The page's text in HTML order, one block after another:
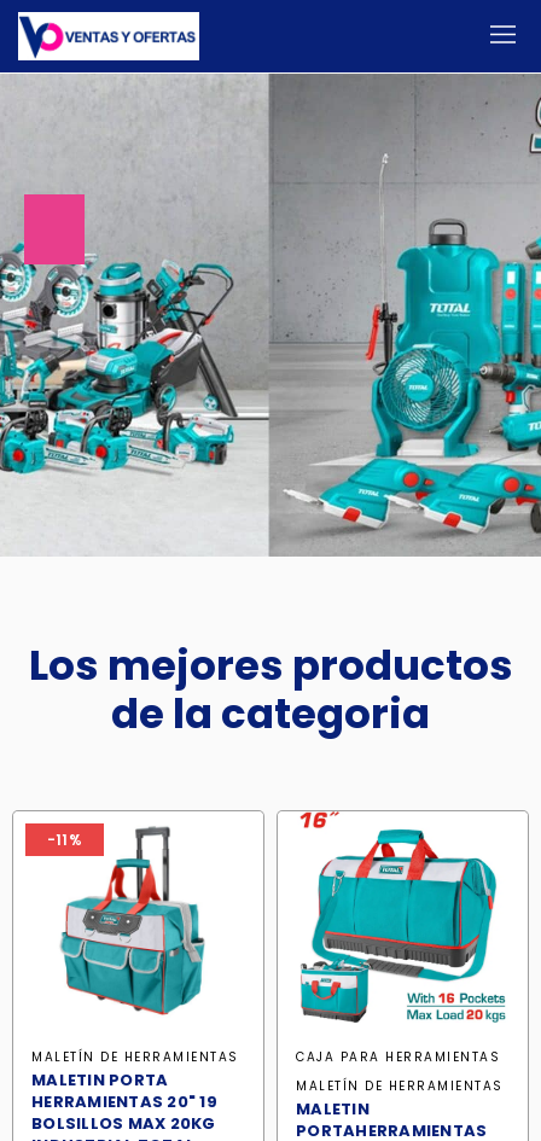
Los mejores productos
de la categoria
-11%
MALETÍN DE HERRAMIENTAS
MALETIN PORTA
HERRAMIENTAS 20" 19
BOLSILLOS MAX 20KG
CAJA PARA HERRAMIENTAS
MALETÍN DE HERRAMIENTAS
MALETIN
PORTAHERRAMIENTAS